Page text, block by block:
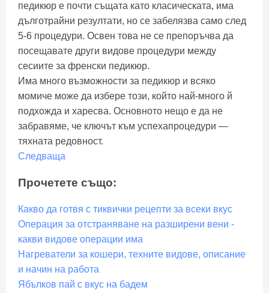
педикюр е почти същата като класическата, има
дълготрайни резултати, но се забелязва само след
5-6 процедури. Освен това не се препоръчва да
посещавате други видове процедури между
сесиите за френски педикюр.
Има много възможности за педикюр и всяко
момиче може да избере този, който най-много й
подхожда и харесва. Основното нещо е да не
забравяме, че ключът към успехапроцедури —
тяхната редовност.
Следваща
Прочетете също:
Какво да готвя с тиквички рецепти за всеки вкус
Операция за отстраняване на разширени вени -
какви видове операции има
Нагреватели за кошери, техните видове, описание
и начин на работа
Ябълков пай с вкус на бадем